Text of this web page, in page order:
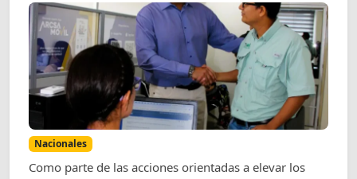
Nacionales
Como parte de las acciones orientadas a elevar los